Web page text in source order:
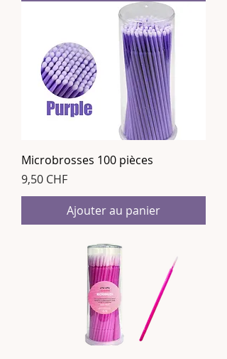
Microbrosses 100 pièces
Prix
9,50 CHF
Ajouter au panier